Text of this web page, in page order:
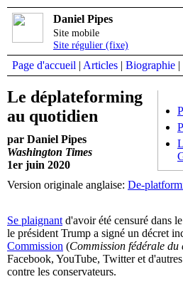
Daniel Pipes
Site mobile
Site régulier (fixe)
Page d'accueil | Articles | Biographie |
Le déplateforming
au quotidien
par Daniel Pipes
Washington Times
1er juin 2020
Version originale anglaise: De-
Se plaignant d'avoir été censuré dans
le président Trump a signé un décret
Commission (Commission fédérale du
Facebook, YouTube, Twitter et
contre les conservateurs.